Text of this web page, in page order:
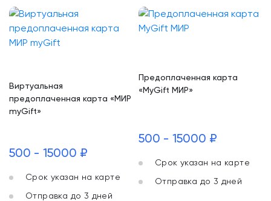
Виртуальная
предоплаченная карта «МИР
myGift»
500 - 15000 ₽
Срок указан на карте
Отправка до 3 дней
Предоплаченная карта
«MyGift МИР»
500 - 15000 ₽
Срок указан на карте
Отправка до 3 дней